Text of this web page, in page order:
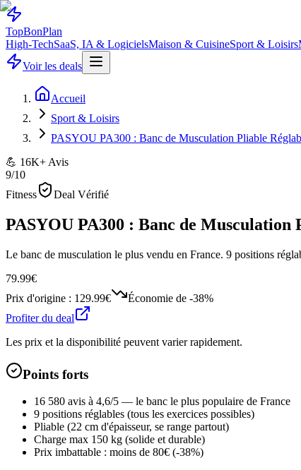
TopBonPlan
High-TechSaaS, IA & LogicielsMaison & CuisineSport & Loisirs
Voir les deals
Accueil
Sport & Loisirs
PASYOU PA300 : Banc de Musculation Pliable
💪 16K+ Avis
9/10
Fitness
Deal Vérifié
PASYOU PA300 : Banc de Musculation
Le banc de musculation le plus vendu en France. 9 positions
79.99€
Prix d'origine : 129.99€ Économie de -38%
Profiter du deal
Les prix et la disponibilité peuvent varier rapidement.
Points forts
16 580 avis à 4,6/5 — le banc le plus populaire de France
9 positions réglables (tous les exercices possibles)
Pliable (22 cm d'épaisseur, se range partout)
Charge max 150 kg (solide et durable)
Prix imbattable : moins de 80€ (-38%)